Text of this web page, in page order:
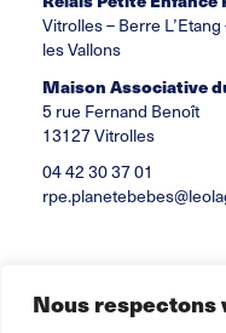
Nous respectons
Vitrolles – Berre
les Vallons
Maison Associative
5 rue Fernand Benoît
13127 Vitrolles
04 42 30 37 01